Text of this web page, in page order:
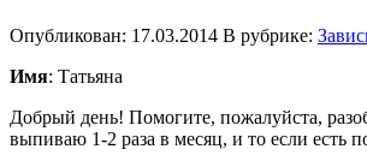
Опубликован: 17.03.2014 В рубрике:
Имя: Татьяна
Добрый день! Помогите, пожалуйста,
выпиваю 1-2 раза в месяц, и то если есть